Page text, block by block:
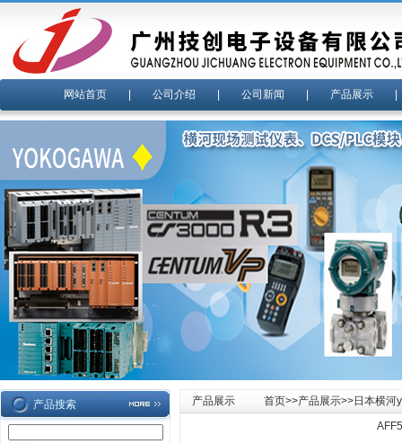
网站首页 公司介绍 公司新闻 产品展示
产品搜索 产品展示 首页>>产品展示>>日本横河